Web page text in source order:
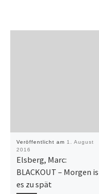
Veröffentlicht am 1. August
2016
Elsberg, Marc:
BLACKOUT – Morgen
es zu spät